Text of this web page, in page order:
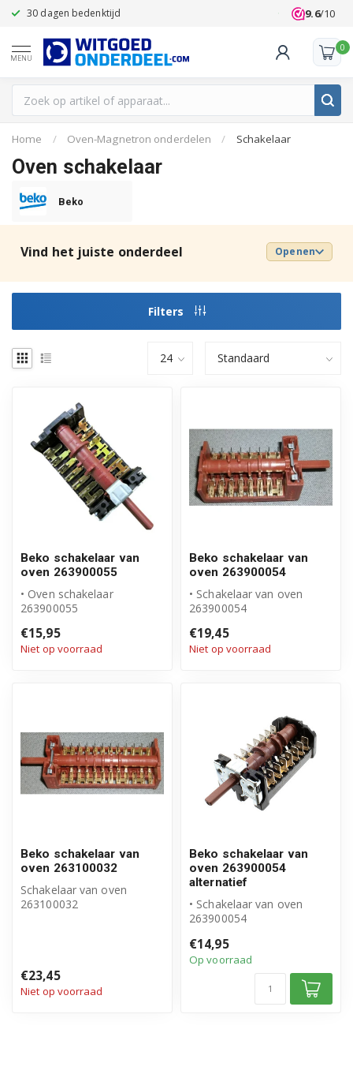
30 dagen bedenktijd Klanten
9.6/10
MENU
0
Home / Oven-Magnetron onderdelen / Schakelaar
Oven schakelaar
Beko
Vind het juiste onderdeel Openen
Filters
Beko schakelaar van
oven 263900055
• Oven schakelaar
263900055
contacten
• Origineel Beko p...
€15,95
Niet op voorraad
Beko schakelaar van
oven 263900054
• Schakelaar van oven
263900054
contacten
• Origineel Be...
€19,45
Niet op voorraad
Beko schakelaar van
oven 263100032
Schakelaar van oven
263100032
€23,45
Niet op voorraad
Beko schakelaar van
oven 263900054
alternatief
• Schakelaar van oven
263900054
contacten
• Geschikt voo...
€14,95
Op voorraad